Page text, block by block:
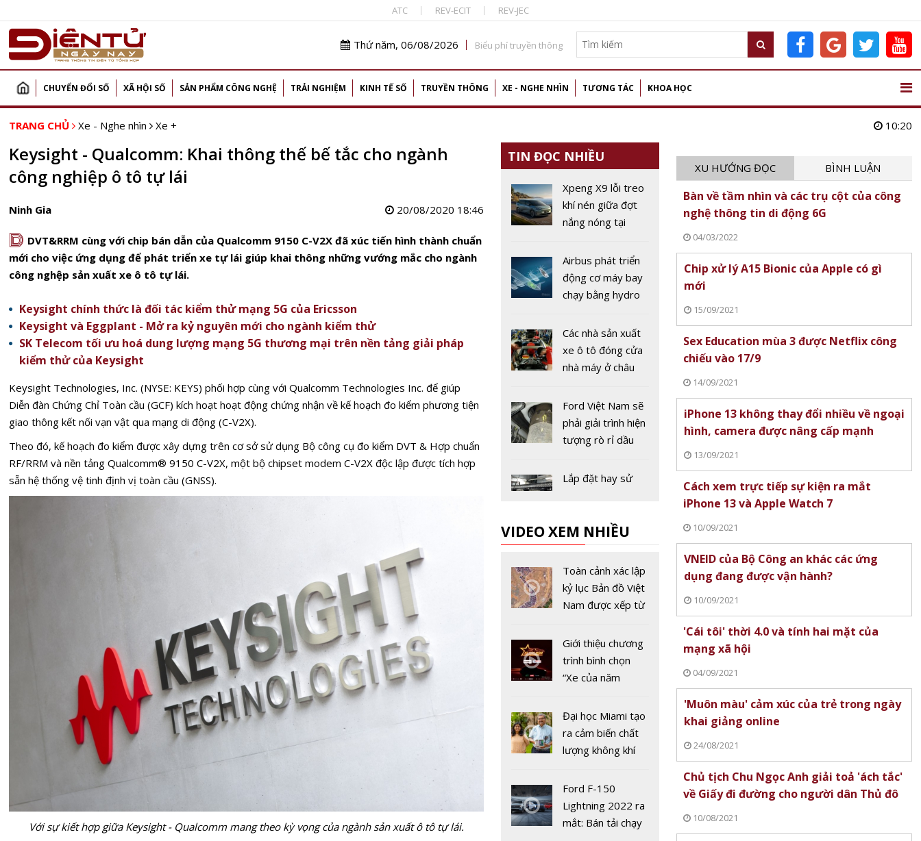
ATC REV-ECIT REV-JEC
Thứ năm, 06/08/2026 Biểu phí truyền thông
CHUYỂN ĐỔI SỐ XÃ HỘI SỐ SẢN PHẨM CÔNG NGHỆ TRẢI NGHIỆM KINH TẾ SỐ TRUYỀN THÔNG XE - NGHE NHÌN TƯƠNG TÁC KHOA HỌC
TRANG CHỦ Xe - Nghe nhìn Xe + 10:20
Keysight - Qualcomm: Khai thông thế bế tắc cho ngành
công nghiệp ô tô tự lái
Ninh Gia 20/08/2020 18:46
D DVT&RRM cùng với chip bán dẫn của Qualcomm 9150 C-V2X đã xúc tiến hình thành chuẩn
mới cho việc ứng dụng để phát triển xe tự lái giúp khai thông những vướng mắc cho ngành
công nghệp sản xuất xe ô tô tự lái.
Keysight chính thức là đối tác kiểm thử mạng 5G của Ericsson
Keysight và Eggplant - Mở ra kỷ nguyên mới cho ngành kiểm thử
SK Telecom tối ưu hoá dung lượng mạng 5G thương mại trên nền tảng giải pháp
kiểm thử của Keysight
Keysight Technologies, Inc. (NYSE: KEYS) phối hợp cùng với Qualcomm Technologies Inc. để giúp
Diễn đàn Chứng Chỉ Toàn cầu (GCF) kích hoạt hoạt động chứng nhận về kế hoạch đo kiểm phương tiện
giao thông kết nối vạn vật qua mạng di động (C-V2X).
Theo đó, kế hoạch đo kiểm được xây dựng trên cơ sở sử dụng Bộ công cụ đo kiểm DVT & Hợp chuẩn
RF/RRM và nền tảng Qualcomm® 9150 C-V2X, một bộ chipset modem C-V2X độc lập được tích hợp
sẵn hệ thống vệ tinh định vị toàn cầu (GNSS).
Với sự kiết hợp giữa Keysight - Qualcomm mang theo kỳ vọng của ngành sản xuất ô tô tự lái.
TIN ĐỌC NHIỀU
Xpeng X9 lỗi treo
khí nén giữa đợt
nắng nóng tại
Airbus phát triển
động cơ máy bay
chạy bằng hydro
giới
Các nhà sản xuất
xe ô tô đóng cửa
nhà máy ở châu
19
Ford Việt Nam sẽ
phải giải trình hiện
tượng rò rỉ dầu
trước ngày 16/3
Lắp đặt hay sử
xử phạt thế nào?
Show 2019: Dòng
xe Volvo có gì đặc
biệt
Infiniti QX50
phiên bản 2020
những thay đổi về
trang bị hàng đầu
VIDEO XEM NHIỀU
Toàn cảnh xác lập
kỷ lục Bản đồ Việt
Nam được xếp từ
năm 2022
Giới thiệu chương
trình bình chọn
“Xe của năm
Đại học Miami tạo
ra cảm biến chất
lượng không khí
19
Ford F-150
Lightning 2022 ra
mắt: Bán tải chạy
XU HƯỚNG ĐỌC BÌNH LUẬN
Bàn về tầm nhìn và các trụ cột của công
nghệ thông tin di động 6G
04/03/2022
Chip xử lý A15 Bionic của Apple có gì
mới
15/09/2021
Sex Education mùa 3 được Netflix công
chiếu vào 17/9
14/09/2021
iPhone 13 không thay đổi nhiều về ngoại
hình, camera được nâng cấp mạnh
13/09/2021
Cách xem trực tiếp sự kiện ra mắt
iPhone 13 và Apple Watch 7
10/09/2021
VNEID của Bộ Công an khác các ứng
dụng đang được vận hành?
10/09/2021
'Cái tôi' thời 4.0 và tính hai mặt của
mạng xã hội
04/09/2021
'Muôn màu' cảm xúc của trẻ trong ngày
khai giảng online
24/08/2021
Chủ tịch Chu Ngọc Anh giải toả 'ách tắc'
về Giấy đi đường cho người dân Thủ đô
10/08/2021